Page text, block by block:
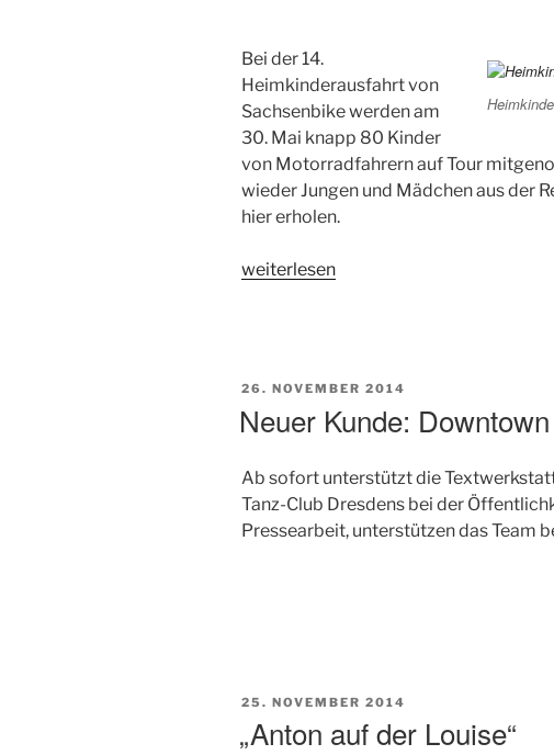
Bei der 14.
Heimkinderausfahrt von
Sachsenbike werden am
30. Mai knapp 80 Kinder
von Motorradfahrern auf Tour
wieder Jungen und Mädchen aus der
hier erholen.
„Kinder
weiterlesen
VERÖFFENTLICHT
26. NOVEMBER 2014
Neuer Kunde:
Ab sofort unterstützt die
Tanz-Club Dresdens bei der
Pressearbeit, unterstützen das Team
VERÖFFENTLICHT
25. NOVEMBER 2014
„Anton auf der Louise“